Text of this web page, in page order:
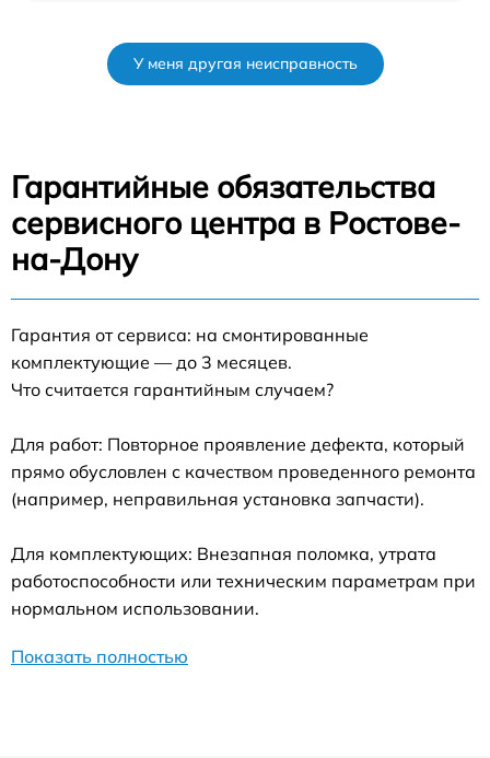
У меня другая неисправность
Гарантийные обязательства
сервисного центра в Ростове-
на-Дону
Гарантия от сервиса: на смонтированные
комплектующие — до 3 месяцев.
Что считается гарантийным случаем?
Для работ: Повторное проявление дефекта, который
прямо обусловлен с качеством проведенного ремонта
(например, неправильная установка запчасти).
Для комплектующих: Внезапная поломка, утрата
работоспособности или техническим параметрам при
нормальном использовании.
Показать полностью